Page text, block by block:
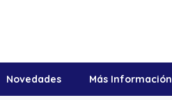
Novedades Más Información